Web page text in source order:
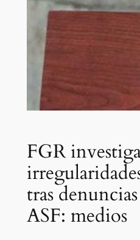
FGR
tras
ASF: medios